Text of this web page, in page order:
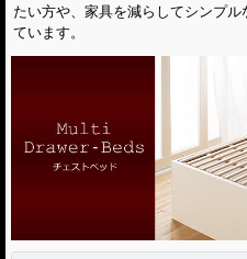
たい方や、家具を減らしてシンプ
ています。